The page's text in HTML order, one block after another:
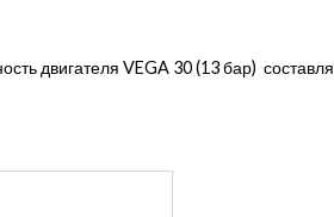
двигателя VEGA 30 (13 бар)